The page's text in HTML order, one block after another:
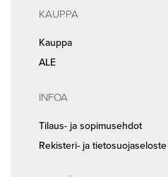
KAUPPA
Kauppa
ALE
INFOA
Tilaus- ja sopimusehdot
Rekisteri- ja tietosuojaseloste